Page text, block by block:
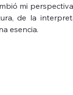
mi
de la
esencia.